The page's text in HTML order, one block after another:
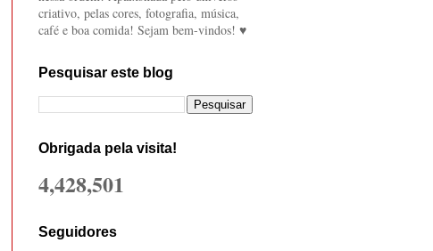
criativo, pelas cores, fotografia, música,
café e boa comida! Sejam bem-vindos! ♥
Pesquisar este blog
Obrigada pela visita!
4,428,501
Seguidores